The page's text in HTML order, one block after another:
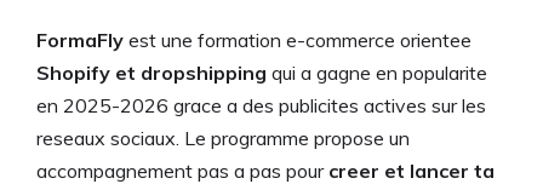
FormaFly est une formation e-commerce orientee
Shopify et dropshipping qui a gagne en popularite
en 2025-2026 grace a des publicites actives sur les
reseaux sociaux. Le programme propose un
accompagnement pas a pas pour creer et lancer ta